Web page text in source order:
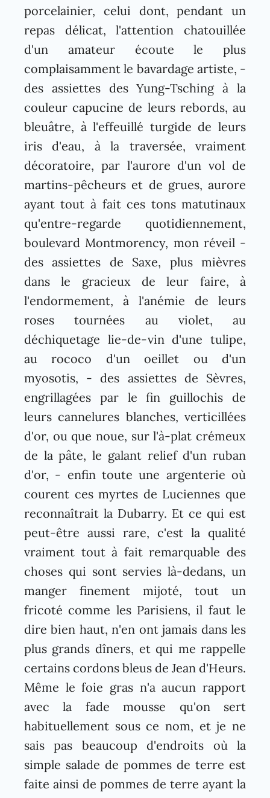
porcelainier, celui dont, pendant un
repas délicat, l'attention chatouillée
d'un amateur écoute le plus
complaisamment le bavardage artiste, -
des assiettes des Yung-Tsching à la
couleur capucine de leurs rebords, au
bleuâtre, à l'effeuillé turgide de leurs
iris d'eau, à la traversée, vraiment
décoratoire, par l'aurore d'un vol de
martins-pêcheurs et de grues, aurore
ayant tout à fait ces tons matutinaux
qu'entre-regarde quotidiennement,
boulevard Montmorency, mon réveil -
des assiettes de Saxe, plus mièvres
dans le gracieux de leur faire, à
l'endormement, à l'anémie de leurs
roses tournées au violet, au
déchiquetage lie-de-vin d'une tulipe,
au rococo d'un oeillet ou d'un
myosotis, - des assiettes de Sèvres,
engrillagées par le fin guillochis de
leurs cannelures blanches, verticillées
d'or, ou que noue, sur l'à-plat crémeux
de la pâte, le galant relief d'un ruban
d'or, - enfin toute une argenterie où
courent ces myrtes de Luciennes que
reconnaîtrait la Dubarry. Et ce qui est
peut-être aussi rare, c'est la qualité
vraiment tout à fait remarquable des
choses qui sont servies là-dedans, un
manger finement mijoté, tout un
fricoté comme les Parisiens, il faut le
dire bien haut, n'en ont jamais dans les
plus grands dîners, et qui me rappelle
certains cordons bleus de Jean d'Heurs.
Même le foie gras n'a aucun rapport
avec la fade mousse qu'on sert
habituellement sous ce nom, et je ne
sais pas beaucoup d'endroits où la
simple salade de pommes de terre est
faite ainsi de pommes de terre ayant la